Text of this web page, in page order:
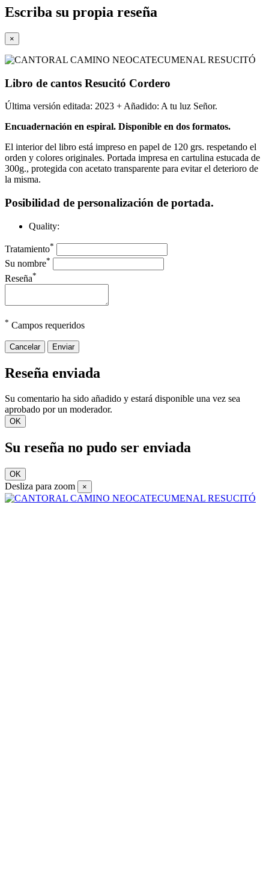
Escriba su propia reseña
×
Libro de cantos Resucitó Cordero
Última versión editada: 2023 + Añadido: A tu luz Señor.
Encuadernación en espiral. Disponible en dos formatos.
El interior del libro está impreso en papel de 120 grs. respetando el
orden y colores originales. Portada impresa en cartulina estucada de
300g., protegida con acetato transparente para evitar el deterioro de
la misma.
Posibilidad de personalización de portada.
Quality:
Tratamiento*
Su nombre*
Reseña*
* Campos requeridos
Cancelar Enviar
Reseña enviada
Su comentario ha sido añadido y estará disponible una vez sea
aprobado por un moderador.
OK
Su reseña no pudo ser enviada
OK
Desliza para zoom ×